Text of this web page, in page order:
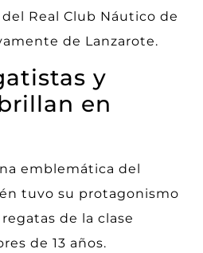
Real Club Náutico de
de Lanzarote.
y
en
emblemática del
tuvo su protagonismo
de la clase
de 13 años.